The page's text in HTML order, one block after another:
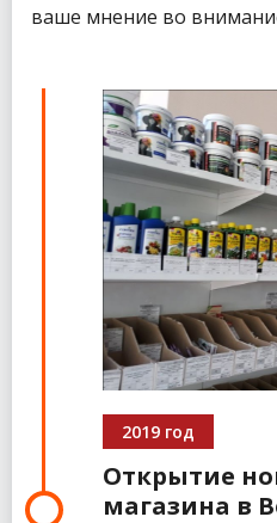
ваше мнение во
2019 год
Открытие
магазина в